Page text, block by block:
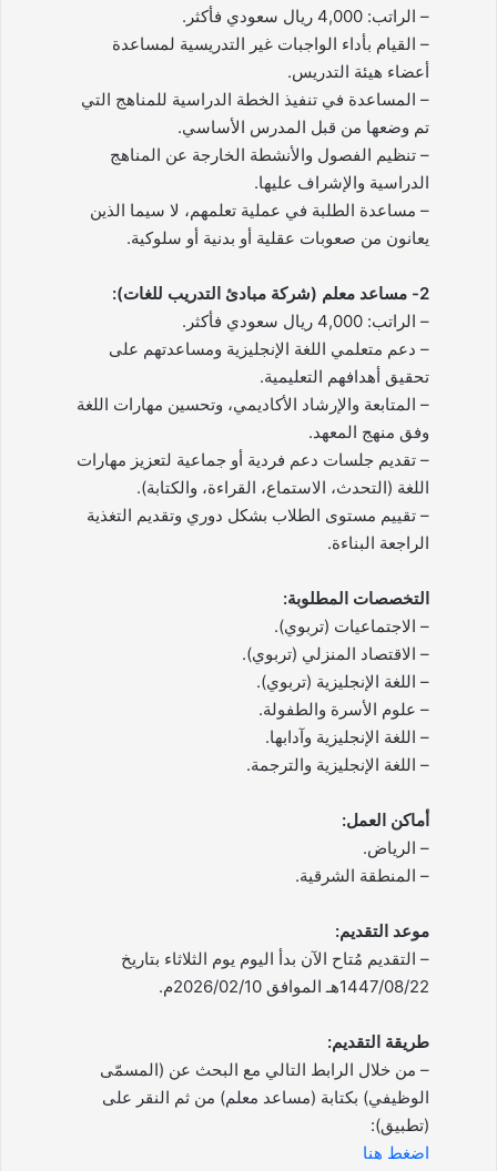
– الراتب: 4,000 ريال سعودي فأكثر.
– القيام بأداء الواجبات غير التدريسية لمساعدة
أعضاء هيئة التدريس.
– المساعدة في تنفيذ الخطة الدراسية للمناهج التي
تم وضعها من قبل المدرس الأساسي.
– تنظيم الفصول والأنشطة الخارجة عن المناهج
الدراسية والإشراف عليها.
– مساعدة الطلبة في عملية تعلمهم، لا سيما الذين
يعانون من صعوبات عقلية أو بدنية أو سلوكية.
2- مساعد معلم (شركة مبادئ التدريب للغات):
– الراتب: 4,000 ريال سعودي فأكثر.
– دعم متعلمي اللغة الإنجليزية ومساعدتهم على
تحقيق أهدافهم التعليمية.
– المتابعة والإرشاد الأكاديمي، وتحسين مهارات اللغة
وفق منهج المعهد.
– تقديم جلسات دعم فردية أو جماعية لتعزيز مهارات
اللغة (التحدث، الاستماع، القراءة، والكتابة).
– تقييم مستوى الطلاب بشكل دوري وتقديم التغذية
الراجعة البناءة.
التخصصات المطلوبة:
– الاجتماعيات (تربوي).
– الاقتصاد المنزلي (تربوي).
– اللغة الإنجليزية (تربوي).
– علوم الأسرة والطفولة.
– اللغة الإنجليزية وآدابها.
– اللغة الإنجليزية والترجمة.
أماكن العمل:
– الرياض.
– المنطقة الشرقية.
موعد التقديم:
– التقديم مُتاح الآن بدأ اليوم يوم الثلاثاء بتاريخ
1447/08/22هـ الموافق 2026/02/10م.
طريقة التقديم:
– من خلال الرابط التالي مع البحث عن (المسمّى
الوظيفي) بكتابة (مساعد معلم) من ثم النقر على
(تطبيق):
اضغط هنا